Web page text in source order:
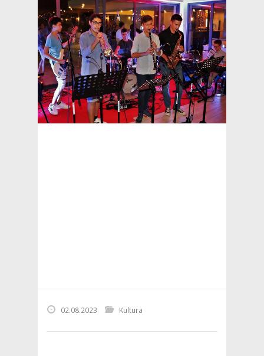
02.08.2023 Kultura